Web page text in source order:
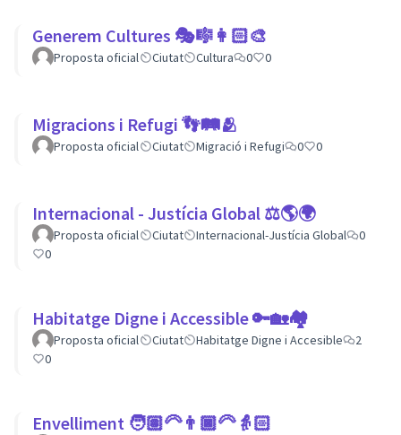
Generem Cultures 🎭🎼👩🏻‍🎨
Proposta oficial Ciutat Cultura 0 0
Migracions i Refugi 👣🛤🫂
Proposta oficial Ciutat Migració i Refugi 0 0
Internacional - Justícia Global ⚖️🌎🌍
Proposta oficial Ciutat Internacional-Justícia Global
0
0
Habitatge Digne i Accessible 🔑🏡🏘
Proposta oficial Ciutat Habitatge Digne i Accesible
2
0
Envelliment 🧑🏽‍🦳👨🏿‍🦳👵🏻